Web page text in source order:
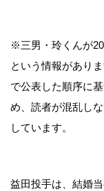
※三男・玲くんが
という情報があり
で公表した順序に
め、読者が混乱し
しています。
益田投手は、結婚